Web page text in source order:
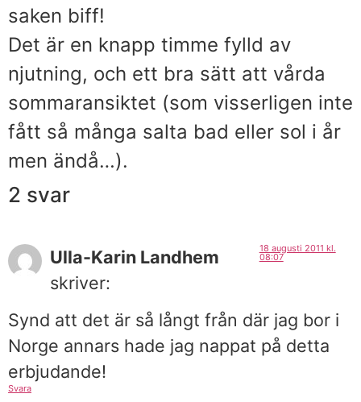
saken biff!
Det är en knapp timme fylld av
njutning, och ett bra sätt att vårda
sommaransiktet (som visserligen inte
fått så många salta bad eller sol i år
men ändå…).
2 svar
Ulla-Karin Landhem
skriver:
18 augusti 2011 kl.
08:07
Synd att det är så långt från där jag bor i
Norge annars hade jag nappat på detta
erbjudande!
Svara